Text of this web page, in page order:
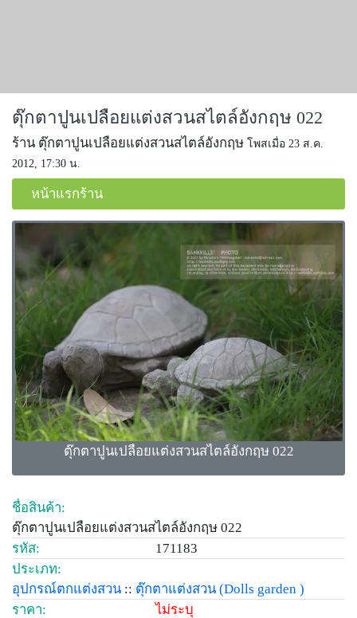
ตุ๊กตาปูนเปลือยแต่งสวนสไตล์อังกฤษ 022
ร้าน ตุ๊กตาปูนเปลือยแต่งสวนสไตล์อังกฤษ โพสเมื่อ 23 ส.ค.
2012, 17:30 น.
หน้าแรกร้าน
ตุ๊กตาปูนเปลือยแต่งสวนสไตล์อังกฤษ 022
ชื่อสินค้า:
ตุ๊กตาปูนเปลือยแต่งสวนสไตล์อังกฤษ 022
รหัส:
171183
ประเภท:
อุปกรณ์ตกแต่งสวน :: ตุ๊กตาแต่งสวน (Dolls garden )
ราคา:
ไม่ระบุ